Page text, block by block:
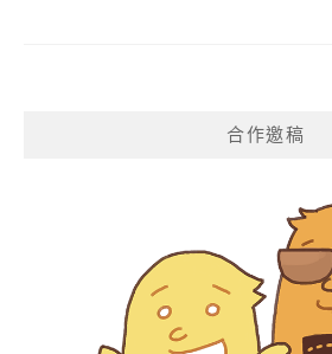
合作邀稿